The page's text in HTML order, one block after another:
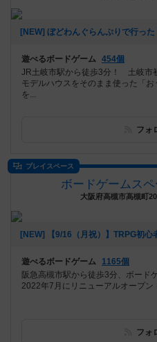
遊べるボードゲーム 454個
JR土岐市駅から徒歩3分！ 土岐市
モデルハウスをそのまま使った「
を...
フォ
プレイスペース
ボードゲームス
大阪府高槻市高槻町
遊べるボードゲーム
1165個
阪急高槻市駅から徒歩3分、ボード
2022年7月にリニューアルオープン
フォ